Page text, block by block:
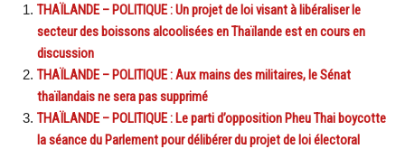
THAÏLANDE – POLITIQUE : Un projet de loi visant à libéraliser le
secteur des boissons alcoolisées en Thaïlande est en cours en
discussion
THAÏLANDE – POLITIQUE : Aux mains des militaires, le Sénat
thaïlandais ne sera pas supprimé
THAÏLANDE – POLITIQUE : Le parti d’opposition Pheu Thai boycotte
la séance du Parlement pour délibérer du projet de loi électoral